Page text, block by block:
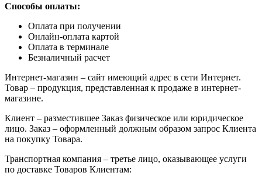
Способы оплаты:
Оплата при получении
Онлайн-оплата картой
Оплата в терминале
Безналичный расчет
Интернет-магазин – сайт имеющий адрес в сети Интернет.
Товар – продукция, представленная к продаже в интернет-
магазине.
Клиент – разместившее Заказ физическое или юридическое
лицо. Заказ – оформленный должным образом запрос Клиента
на покупку Товара.
Транспортная компания – третье лицо, оказывающее услуги
по доставке Товаров Клиентам: